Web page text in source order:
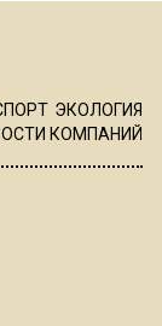
ЭКОЛОГИЯ
КОМПАНИЙ